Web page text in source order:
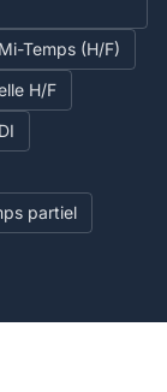
Temps (H/F)
H/F
partiel